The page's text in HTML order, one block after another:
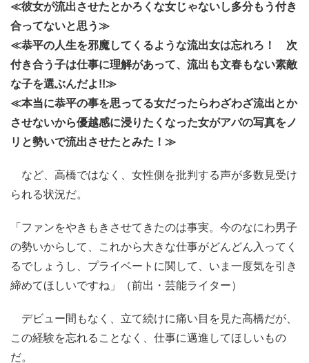
≪彼女が流出させたとかろくな女じゃないし多分もう付き
合ってないと思う≫
≪恭平の人生を邪魔してくるような流出女は忘れろ！ 次
付き合う子は仕事に理解があって、流出も文春もない素敵
な子を選ぶんだよ!!≫
≪本当に恭平の事を思ってる女だったらわざわざ流出とか
させないから優越感に浸りたくなった女がアパの写真をノ
リと勢いで流出させたとみた！≫
など、高橋ではなく、女性側を批判する声が多数見受け
られる状況だ。
「ファンをやきもきさせてきたのは事実。今のなにわ男子
の勢いからして、これから大きな仕事がどんどん入ってく
るでしょうし、プライベートに関して、いま一度気を引き
締めてほしいですね」（前出・芸能ライター）
デビュー間もなく、立て続けに痛い目を見た高橋だが、
この経験を忘れることなく、仕事に邁進してほしいもの
だ。